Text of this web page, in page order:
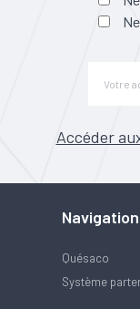
Accéder
Navigation
Quésaco
Système